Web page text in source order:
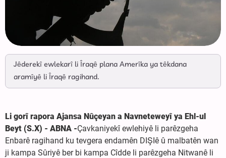
Jêderekî ewlekarî li Îraqê plana Amerîka ya têkdana
aramîyê li Îraqê ragihand.
Li gorî rapora Ajansa Nûçeyan a Navneteweyî ya Ehl-ul
Beyt (S.X) - ABNA -Çavkaniyekî ewlehiyê li parêzgeha
Enbarê ragihand ku tevgera endamên DIŞIê û malbatên wan
ji kampa Sûriyê ber bi kampa Cîdde li parêzgeha Nitwanê li